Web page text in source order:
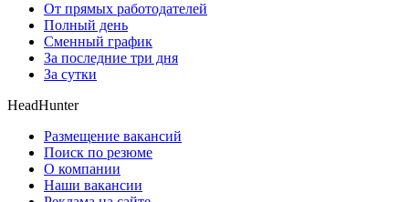
От прямых работодателей
Полный день
Сменный график
За последние три дня
За сутки
HeadHunter
Размещение вакансий
Поиск по резюме
О компании
Наши вакансии